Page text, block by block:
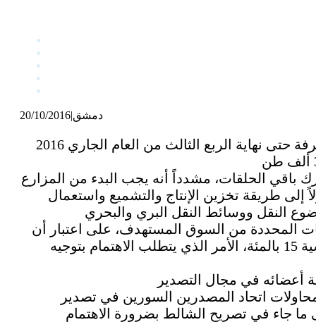
20/10/2016|دمشق
كشف مدير غرفة زراعة دمشق عمر الشالط لـ«الوطن» أن قيمة شهادات المنشأ الصادرة من الغرفة حتى نهاية الربع الثالث من العام الجاري 2016
باقي الحلقات، مشدداً أنه يجب البدء من المزارع
طريقة تخزين الإنتاج والتشميع واستعمال
المحددة من السوق المستهدف، على اعتبار أن
إجمالي الإنتاج من الحمضيات نحو 1150 ألف طن، لا تتجاوز الكمية المتوافقة مع المواصفات الروسية 15 بالمئة، الأمر الذي يتطلب الاهتمام بتوجيه
اتحاد المصدرين السورين في تصدير
جاء في تصريح الشالط بضرورة الاهتمام